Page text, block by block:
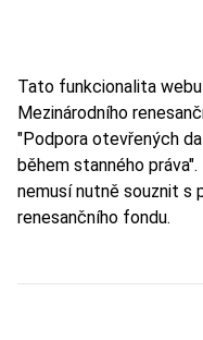
Tato funkcionalita
Mezinárodního
"Podpora otevřených
během stanného
nemusí nutně souznit s
renesančního fondu.